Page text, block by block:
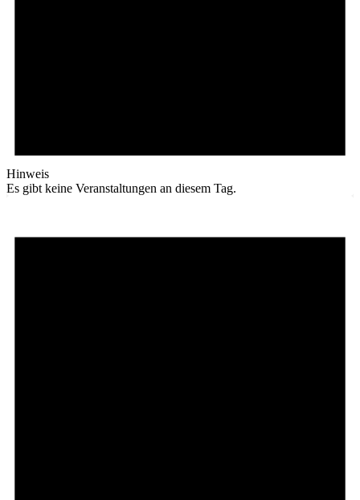
Hinweis
Es gibt keine Veranstaltungen an diesem Tag.